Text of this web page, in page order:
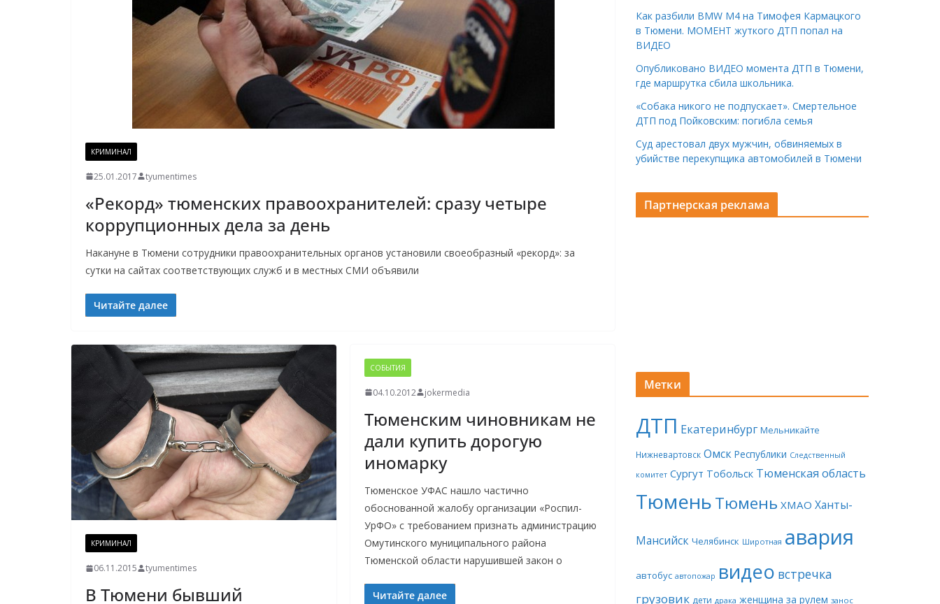
КРИМИНАЛ
25.01.2017 tyumentimes
«Рекорд» тюменских правоохранителей: сразу четыре
коррупционных дела за день
Накануне в Тюмени сотрудники правоохранительных органов установили своеобразный «рекорд»: за
сутки на сайтах соответствующих служб и в местных СМИ объявили
Читайте далее
КРИМИНАЛ
06.11.2015 tyumentimes
В Тюмени бывший
СОБЫТИЯ
04.10.2012 jokermedia
Тюменским чиновникам не
дали купить дорогую
иномарку
Тюменское УФАС нашло частично
обоснованной жалобу организации «Роспил-
УрФО» с требованием признать администрацию
Омутинского муниципального района
Тюменской области нарушившей закон о
Читайте далее
Как разбили BMW M4 на Тимофея Кармацкого
в Тюмени. МОМЕНТ жуткого ДТП попал на
ВИДЕО
Опубликовано ВИДЕО момента ДТП в Тюмени,
где маршрутка сбила школьника.
«Собака никого не подпускает». Смертельное
ДТП под Пойковским: погибла семья
Суд арестовал двух мужчин, обвиняемых в
убийстве перекупщика автомобилей в Тюмени
Партнерская реклама
Метки
ДТП Екатеринбург Мельникайте
Нижневартовск Омск Республики Следственный
комитет Сургут Тобольск Тюменская область
ТюменьТюмень ХМАО Ханты-
Мансийск Челябинск Широтная авария
автобус автопожар видео встречка
грузовик дети драка женщина за рулем занос